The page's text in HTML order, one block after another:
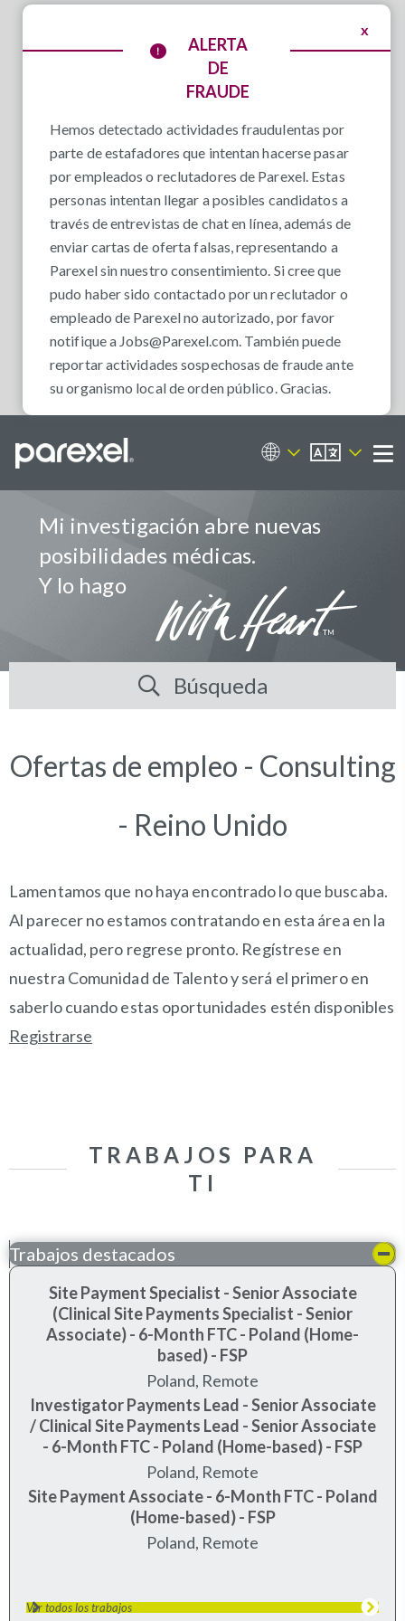
x
ALERTA
DE
FRAUDE
Hemos detectado actividades fraudulentas por
parte de estafadores que intentan hacerse pasar
por empleados o reclutadores de Parexel. Estas
personas intentan llegar a posibles candidatos a
través de entrevistas de chat en línea, además de
enviar cartas de oferta falsas, representando a
Parexel sin nuestro consentimiento. Si cree que
pudo haber sido contactado por un reclutador o
empleado de Parexel no autorizado, por favor
notifique a Jobs@Parexel.com. También puede
reportar actividades sospechosas de fraude ante
su organismo local de orden público. Gracias.
Portal de empleos
ES
Mi investigación abre nuevas
posibilidades médicas.
Y lo hago
Búsqueda
Ofertas de empleo - Consulting
- Reino Unido
Lamentamos que no haya encontrado lo que buscaba.
Al parecer no estamos contratando en esta área en la
actualidad, pero regrese pronto. Regístrese en
nuestra Comunidad de Talento y será el primero en
saberlo cuando estas oportunidades estén disponibles
Registrarse
TRABAJOS PARA
TI
Trabajos destacados
Site Payment Specialist - Senior Associate
(Clinical Site Payments Specialist - Senior
Associate) - 6-Month FTC - Poland (Home-
based) - FSP
Poland, Remote
Investigator Payments Lead - Senior Associate
/ Clinical Site Payments Lead - Senior Associate
- 6-Month FTC - Poland (Home-based) - FSP
Poland, Remote
Site Payment Associate - 6-Month FTC - Poland
(Home-based) - FSP
Poland, Remote
Ver todos los trabajos